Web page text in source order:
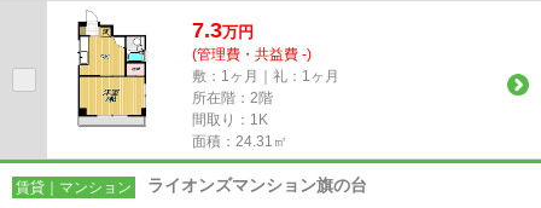
7.3万円
(管理費・共益費 -)
敷：1ヶ月｜礼：1ヶ月
所在階：2階
間取り：1K
面積：24.31㎡
賃貸｜マンション ライオンズマンション旗の台